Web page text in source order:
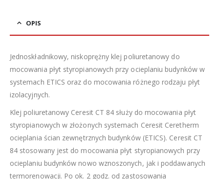
OPIS
Jednoskładnikowy, niskoprężny klej poliuretanowy do
mocowania płyt styropianowych przy ocieplaniu budynków w
systemach ETICS oraz do mocowania różnego rodzaju płyt
izolacyjnych.
Klej poliuretanowy Ceresit CT 84 służy do mocowania płyt
styropianowych w złożonych systemach Ceresit Ceretherm
ocieplania ścian zewnętrznych budynków (ETICS). Ceresit CT
84 stosowany jest do mocowania płyt styropianowych przy
ocieplaniu budynków nowo wznoszonych, jak i poddawanych
termorenowacji. Po ok. 2 godz. od zastosowania